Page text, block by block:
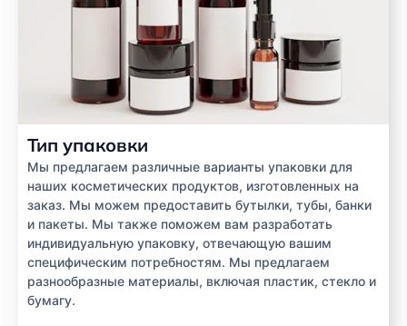
Тип упаковки
Мы предлагаем различные варианты упаковки для
наших косметических продуктов, изготовленных на
заказ. Мы можем предоставить бутылки, тубы, банки
и пакеты. Мы также поможем вам разработать
индивидуальную упаковку, отвечающую вашим
специфическим потребностям. Мы предлагаем
разнообразные материалы, включая пластик, стекло и
бумагу.